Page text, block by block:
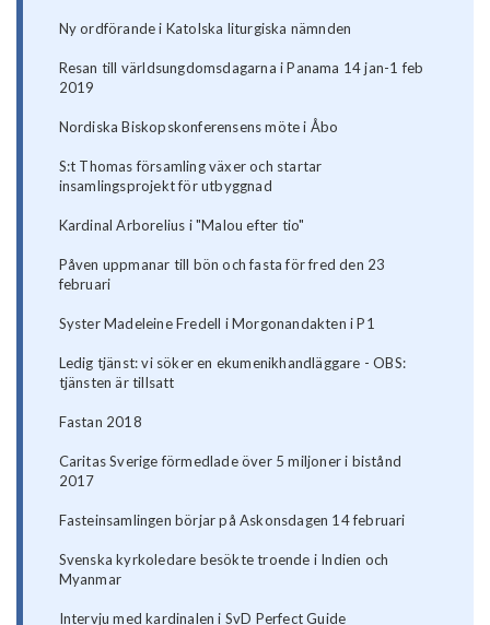
Ny ordförande i Katolska liturgiska nämnden
Resan till världsungdomsdagarna i Panama 14 jan-1 feb
2019
Nordiska Biskopskonferensens möte i Åbo
S:t Thomas församling växer och startar
insamlingsprojekt för utbyggnad
Kardinal Arborelius i "Malou efter tio"
Påven uppmanar till bön och fasta för fred den 23
februari
Syster Madeleine Fredell i Morgonandakten i P1
Ledig tjänst: vi söker en ekumenikhandläggare - OBS:
tjänsten är tillsatt
Fastan 2018
Caritas Sverige förmedlade över 5 miljoner i bistånd
2017
Fasteinsamlingen börjar på Askonsdagen 14 februari
Svenska kyrkoledare besökte troende i Indien och
Myanmar
Intervju med kardinalen i SvD Perfect Guide